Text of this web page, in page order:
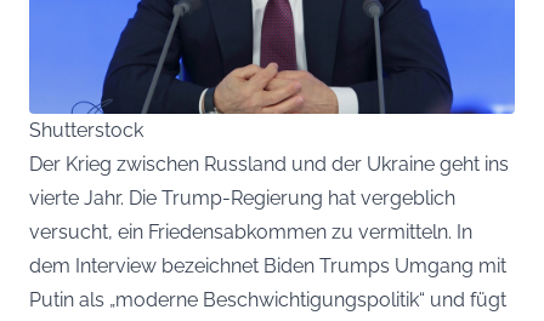
Shutterstock
Der Krieg zwischen Russland und der Ukraine geht ins
vierte Jahr. Die Trump-Regierung hat vergeblich
versucht, ein Friedensabkommen zu vermitteln. In
dem Interview bezeichnet Biden Trumps Umgang mit
Putin als „moderne Beschwichtigungspolitik“ und fügt